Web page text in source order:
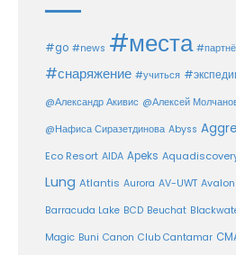
#go #news #места
#снаряжение #учиться
@Александр Акивис @Алексей
@Нафиса Сиразетдинова Abyss
Eco Resort AIDA Apeks
Lung Atlantis Aurora AV-UWT Avalon
Barracuda Lake BCD Beuchat
Magic Buni Canon Club Cantamar